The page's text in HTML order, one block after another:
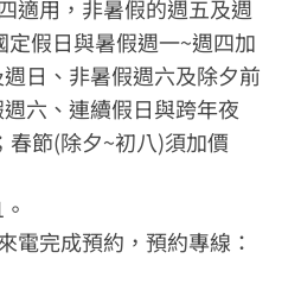
適用，非暑假的週五及週
定假日與暑假週一~週四加
日、非暑假週六及除夕前
六、連續假日與跨年夜
節(除夕~初八)須加價
電完成預約，預約專線：